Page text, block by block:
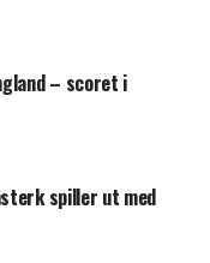
– scoret i
spiller ut med